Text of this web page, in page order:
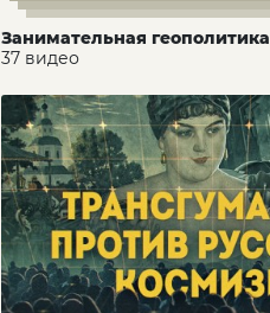
Занимательная геополитика
37 видео